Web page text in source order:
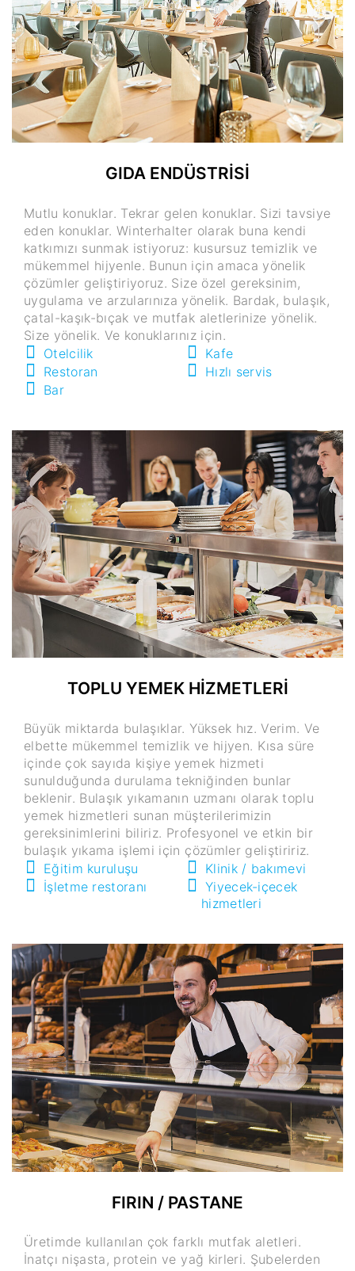
GIDA ENDÜSTRİSİ
Mutlu konuklar. Tekrar gelen konuklar. Sizi tavsiye
eden konuklar. Winterhalter olarak buna kendi
katkımızı sunmak istiyoruz: kusursuz temizlik ve
mükemmel hijyenle. Bunun için amaca yönelik
çözümler geliştiriyoruz. Size özel gereksinim,
uygulama ve arzularınıza yönelik. Bardak, bulaşık,
çatal-kaşık-bıçak ve mutfak aletlerinize yönelik.
Size yönelik. Ve konuklarınız için.
Otelcilik
Restoran
Bar
Kafe
Hızlı servis
TOPLU YEMEK HİZMETLERİ
Büyük miktarda bulaşıklar. Yüksek hız. Verim. Ve
elbette mükemmel temizlik ve hijyen. Kısa süre
içinde çok sayıda kişiye yemek hizmeti
sunulduğunda durulama tekniğinden bunlar
beklenir. Bulaşık yıkamanın uzmanı olarak toplu
yemek hizmetleri sunan müşterilerimizin
gereksinimlerini biliriz. Profesyonel ve etkin bir
bulaşık yıkama işlemi için çözümler geliştiririz.
Eğitim kuruluşu
İşletme restoranı
Klinik / bakımevi
Yiyecek-içecek
hizmetleri
FIRIN / PASTANE
Üretimde kullanılan çok farklı mutfak aletleri.
İnatçı nişasta, protein ve yağ kirleri. Şubelerden